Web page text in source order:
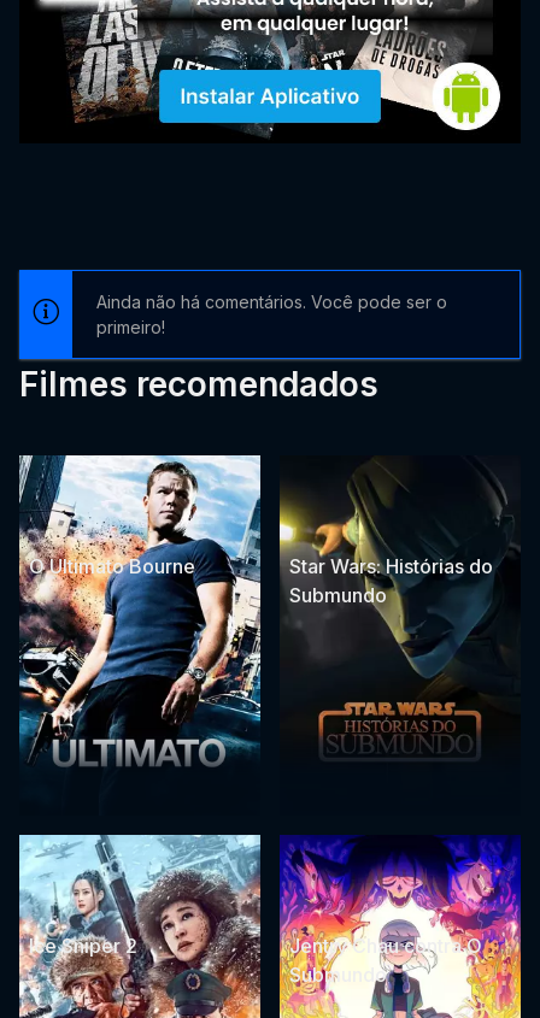
Ainda não há comentários. Você pode ser o
primeiro!
Filmes recomendados
O Ultimato Bourne
Star Wars: Histórias do
Submundo
Ice Sniper 2
Jentry Chau contra O
Submundo